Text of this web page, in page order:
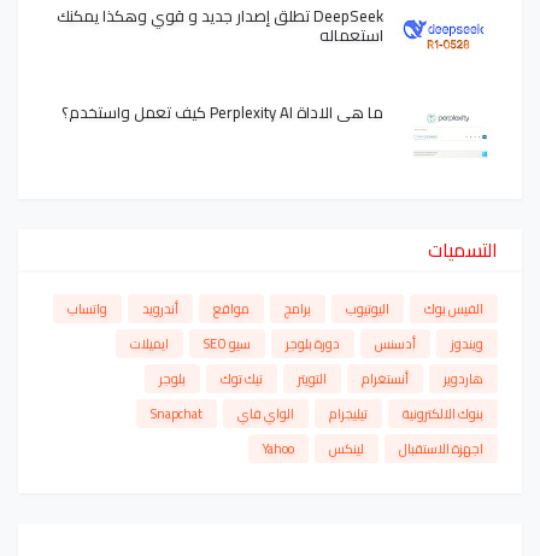
DeepSeek تطلق إصدار جديد و قوي وهكذا يمكنك
استعماله
ما هي الاداة Perplexity AI كيف تعمل واستخدم؟
التسميات
الفيس بوك اليوتيوب برامج مواقع أندرويد
واتساب
ويندوز
أدسنس دورة بلوجر سيو SEO
ايميلات
هاردوير
أنستغرام التويتر تيك توك
بلوجر
بنوك الالكترونية
تيليجرام الواي فاي
Snapchat
اجهزة الاستقبال
لينكس Yahoo